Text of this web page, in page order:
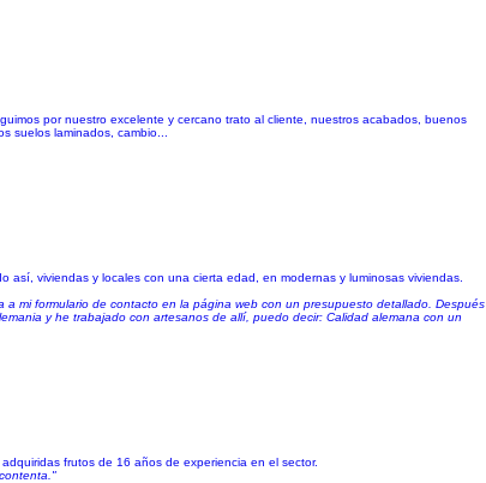
por nuestro excelente y cercano trato al cliente, nuestros acabados, buenos
suelos laminados, cambio...
viviendas y locales con una cierta edad, en modernas y luminosas viviendas.
mi formulario de contacto en la página web con un presupuesto detallado. Después
y he trabajado con artesanos de allí, puedo decir: Calidad alemana con un
frutos de 16 años de experiencia en el sector.